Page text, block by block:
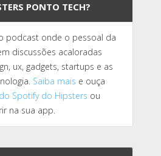
PONTO TECH?
podcast onde o pessoal da
discussões acaloradas
ux, gadgets, startups e as
Saiba mais e ouça
Spotify do Hipsters ou
na sua app.